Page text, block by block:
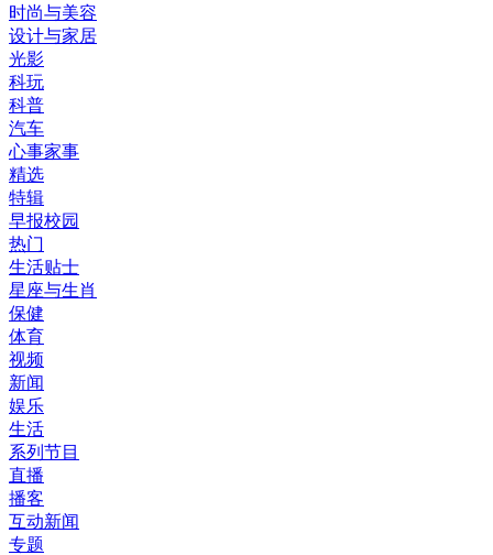
时尚与美容
设计与家居
光影
科玩
科普
汽车
心事家事
精选
特辑
早报校园
热门
生活贴士
星座与生肖
保健
体育
视频
新闻
娱乐
生活
系列节目
直播
播客
互动新闻
专题